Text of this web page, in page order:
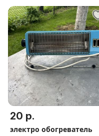
20 р.
электро обогреватель